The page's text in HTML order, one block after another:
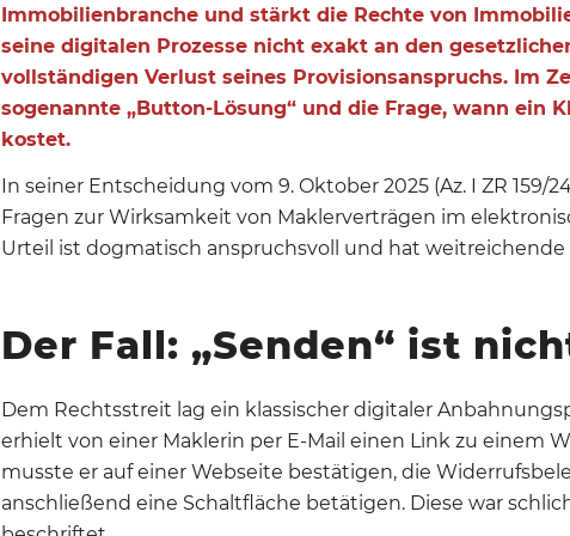
Immobilienbranche und stärkt die Rechte von
seine digitalen Prozesse nicht exakt an den
vollständigen Verlust seines Provisionsanspruchs. Im
sogenannte „Button-Lösung“ und die Frage, wann ein
kostet.
In seiner Entscheidung vom 9. Oktober 2025 (Az. I ZR
Fragen zur Wirksamkeit von Maklerverträgen im
Urteil ist dogmatisch anspruchsvoll und hat weitreichende
Der Fall: „Senden“ ist
Dem Rechtsstreit lag ein klassischer digitaler
erhielt von einer Maklerin per E-Mail einen Link zu einem
musste er auf einer Webseite bestätigen, die
anschließend eine Schaltfläche betätigen. Diese war